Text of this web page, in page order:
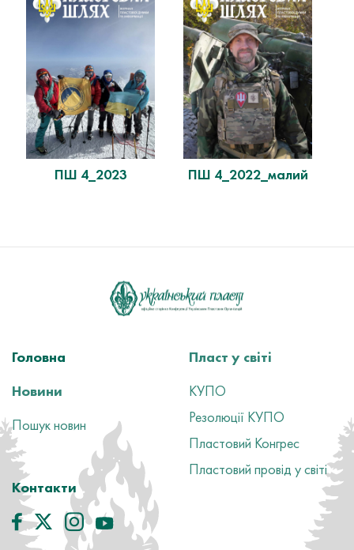
ПШ 4_2023 ПШ 4_2022_малий
Головна
Новини
Пошук новин
Пласт у світі
КУПО
Резолюції КУПО
Пластовий Конгрес
Пластовий провід у світі
Контакти